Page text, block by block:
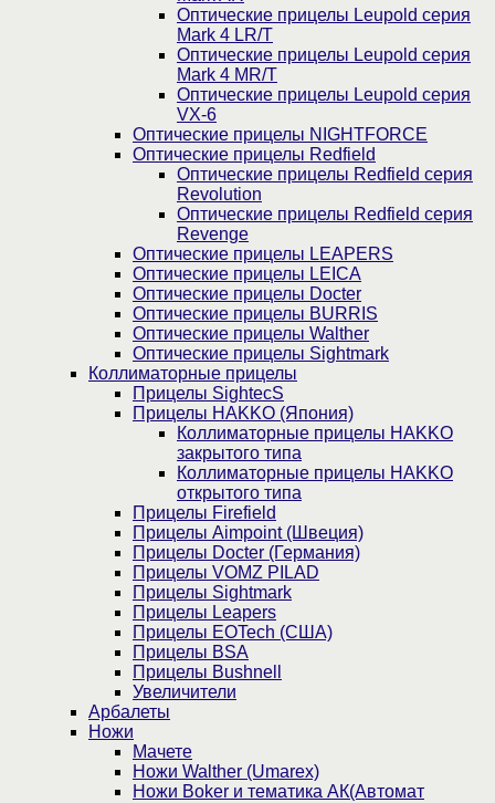
Оптические прицелы Leupold серия
Mark 4 LR/T
Оптические прицелы Leupold серия
Mark 4 MR/T
Оптические прицелы Leupold серия
VX-6
Оптические прицелы NIGHTFORCE
Оптические прицелы Redfield
Оптические прицелы Redfield серия
Revolution
Оптические прицелы Redfield серия
Revenge
Оптические прицелы LEAPERS
Оптические прицелы LEICA
Оптические прицелы Docter
Оптические прицелы BURRIS
Оптические прицелы Walther
Оптические прицелы Sightmark
Коллиматорные прицелы
Прицелы SightecS
Прицелы HAKKO (Япония)
Коллиматорные прицелы HAKKO
закрытого типа
Коллиматорные прицелы HAKKO
открытого типа
Прицелы Firefield
Прицелы Aimpoint (Швеция)
Прицелы Docter (Германия)
Прицелы VOMZ PILAD
Прицелы Sightmark
Прицелы Leapers
Прицелы EOTech (США)
Прицелы BSA
Прицелы Bushnell
Увеличители
Арбалеты
Ножи
Мачете
Ножи Walther (Umarex)
Ножи Boker и тематика АК(Автомат